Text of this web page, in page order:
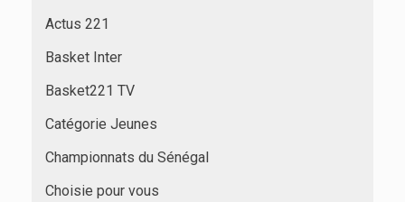
Actus 221
Basket Inter
Basket221 TV
Catégorie Jeunes
Championnats du Sénégal
Choisie pour vous